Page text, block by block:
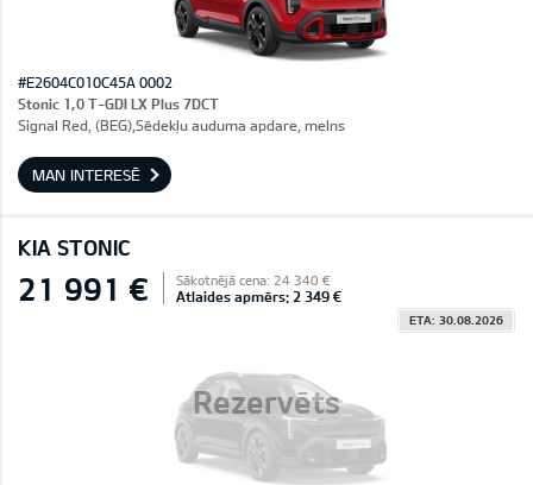
#E2604C010C45A 0002
Stonic 1,0 T-GDI LX Plus 7DCT
Signal Red, (BEG),Sēdekļu auduma apdare, melns
MAN INTERESĒ
KIA STONIC
Rezervēts
21 991 € Sākotnējā cena: 24 340 €
Atlaides apmērs: 2 349 €
ETA: 30.08.2026